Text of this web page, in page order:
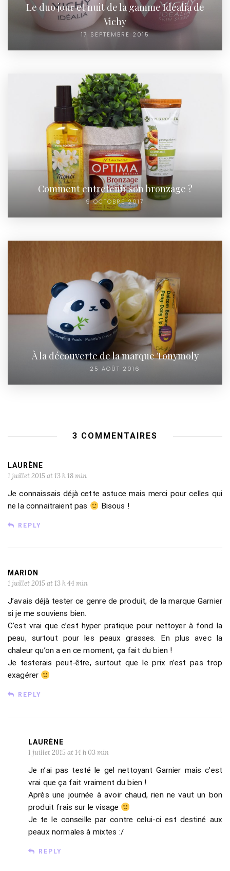
Le duo jour et nuit de la gamme Idéalia de
Vichy
17 SEPTEMBRE 2015
Comment entretenir son bronzage ?
9 OCTOBRE 2017
À la découverte de la marque Tonymoly
25 AOÛT 2016
3 COMMENTAIRES
LAURÈNE
1 juillet 2015 at 13 h 18 min
Je connaissais déjà cette astuce mais merci pour celles qui
ne la connaitraient pas
Bisous !
REPLY
MARION
1 juillet 2015 at 13 h 44 min
J’avais déjà tester ce genre de produit, de la marque Garnier
si je me souviens bien.
C’est vrai que c’est hyper pratique pour nettoyer à fond la
peau, surtout pour les peaux grasses. En plus avec la
chaleur qu’on a en ce moment, ça fait du bien !
Je testerais peut-être, surtout que le prix n’est pas trop
exagérer
REPLY
LAURÈNE
1 juillet 2015 at 14 h 03 min
Je n’ai pas testé le gel nettoyant Garnier mais c’est
vrai que ça fait vraiment du bien !
Après une journée à avoir chaud, rien ne vaut un bon
produit frais sur le visage
Je te le conseille par contre celui-ci est destiné aux
peaux normales à mixtes :/
REPLY